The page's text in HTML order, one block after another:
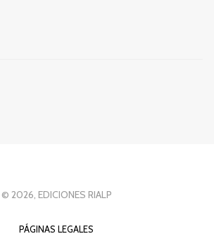
© 2026, EDICIONES RIALP
PÁGINAS LEGALES